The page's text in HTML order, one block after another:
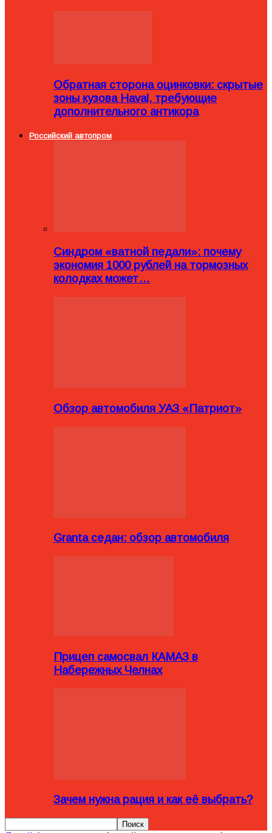
Обратная сторона оцинковки: скрытые
зоны кузова Haval, требующие
дополнительного антикора
Российский автопром
Синдром «ватной педали»: почему
экономия 1000 рублей на тормозных
колодках может…
Обзор автомобиля УАЗ «Патриот»
Granta седан: обзор автомобиля
Прицеп самосвал КАМАЗ в
Набережных Челнах
Зачем нужна рация и как её выбрать?